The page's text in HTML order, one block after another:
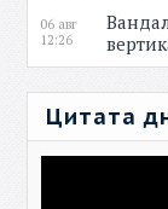
06 авг
12:26
Цитата